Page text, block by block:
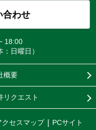
合わせ
18:00
日曜日）
概要
リクエスト
クセスマップ
PCサイト